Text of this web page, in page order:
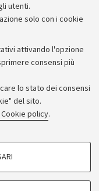
utenti.
solo con i cookie
attivando l'opzione
consensi più
lo stato dei consensi
del sito.
policy.